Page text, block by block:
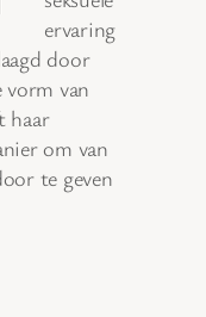
ervaring
door
van
haar
om van
te geven